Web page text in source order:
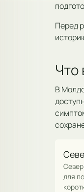
Перед
Что
В
для